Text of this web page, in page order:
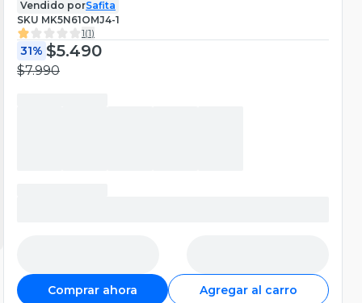
Vegetales Celeste
Vendido porSafita
SKU MK5N61OMJ4-1
1(1)
31% $5.490
$7.990
Comprar ahora Agregar al carro